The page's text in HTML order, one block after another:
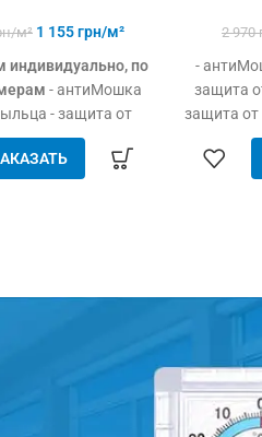
м² 1 155грн/м²
индивидуально, по
- антиМошка
- защита от
насекомых, песка,
- защита от
2 970
-
защита
защита
и